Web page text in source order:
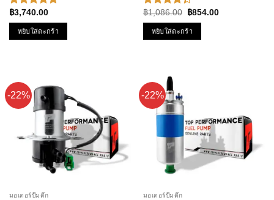
– ปั๊มติก ซีวิค
ให้คะแนน
5.00ตั้งแต่
1-5
คะแนน
฿3,740.00
หยิบใส่ตะกร้า
– TPFI-201 – ปั้มติ๊ก ดีแม็ก
ให้
คะแนน
4.33
ตั้งแต่ 1-5
฿1,086.00
Original
was:
฿1,086.00.
฿854.00Current
หยิบใส่ตะกร้า
-22%
มอเตอร์ปั๊มติ๊ก
-22%
มอเตอร์ปั๊มติ๊ก